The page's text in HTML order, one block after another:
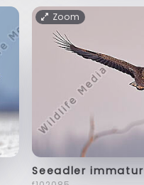
Zoom
Seeadler immatur